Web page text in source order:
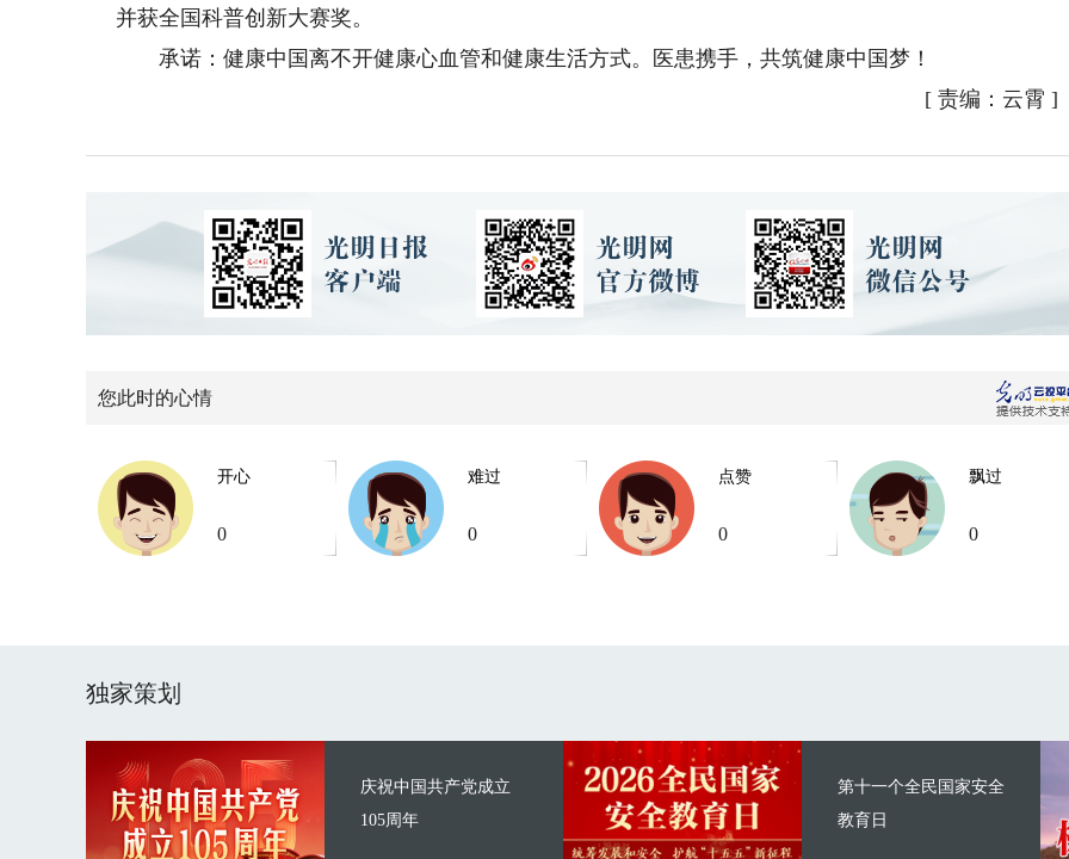
并获全国科普创新大赛奖。
承诺：健康中国离不开健康心血管和健康生活方式。医患携手，共筑健康中国梦！
[ 责编：云霄 ]
您此时的心情
开心
0
难过
0
点赞
0
飘过
0
独家策划
庆祝中国共产党成立
105周年
第十一个全民国家安全
教育日